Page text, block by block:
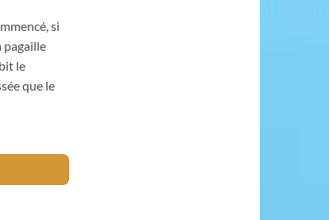
si
pagaille
le
que le